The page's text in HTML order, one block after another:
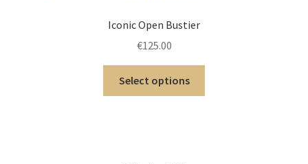
Iconic Open Bustier
€125.00
Select options